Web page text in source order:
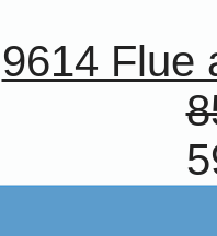
9614 Flue